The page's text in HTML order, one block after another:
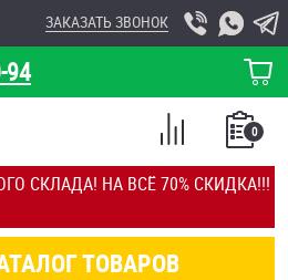
СКЛАДА! НА ВСЁ 70% СКИДКА!!!
94
ЗАКАЗАТЬ ЗВОНОК
КОРЗИНА
ТОВАРОВ
0
СПИСОК
СРАВНЕНИЕ